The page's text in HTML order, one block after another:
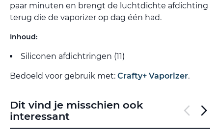
paar minuten en brengt de luchtdichte afdichting
terug die de vaporizer op dag één had.
Inhoud:
Siliconen afdichtringen (11)
Bedoeld voor gebruik met: Crafty+ Vaporizer.
Dit vind je misschien ook
interessant